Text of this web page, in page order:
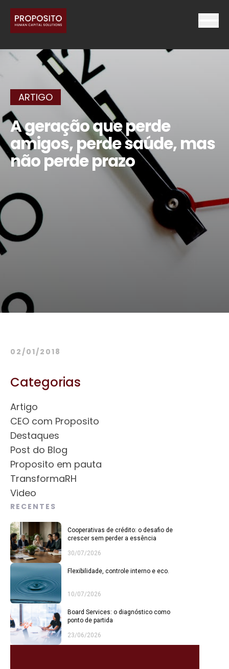
ARTIGO
A geração que perde
amigos, perde saúde, mas
não perde prazo
02/01/2018
Categorias
Artigo
CEO com Proposito
Destaques
Post do Blog
Proposito em pauta
TransformaRH
Video
RECENTES
Cooperativas de crédito: o desafio de
crescer sem perder a essência
30/07/2026
Flexibilidade, controle interno e eco.
10/07/2026
Board Services: o diagnóstico como
ponto de partida
23/06/2026